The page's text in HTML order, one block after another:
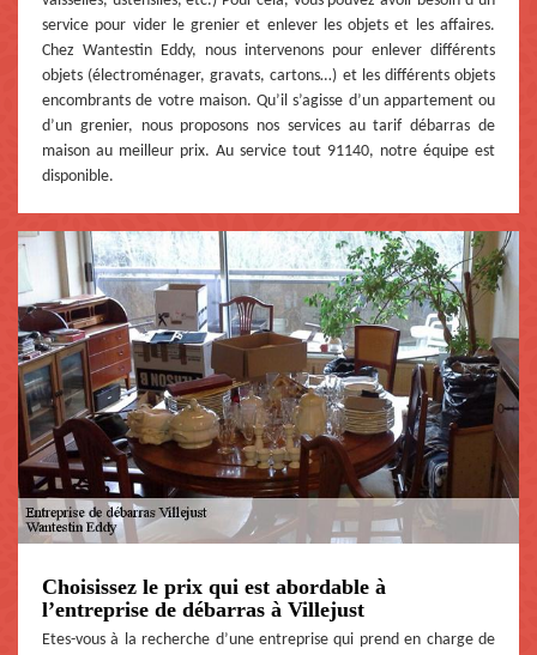
service pour vider le grenier et enlever les objets et les affaires.
Chez Wantestin Eddy, nous intervenons pour enlever différents
objets (électroménager, gravats, cartons…) et les différents objets
encombrants de votre maison. Qu’il s’agisse d’un appartement ou
d’un grenier, nous proposons nos services au tarif débarras de
maison au meilleur prix. Au service tout 91140, notre équipe est
disponible.
Choisissez le prix qui est abordable à
l’entreprise de débarras à Villejust
Etes-vous à la recherche d’une entreprise qui prend en charge de